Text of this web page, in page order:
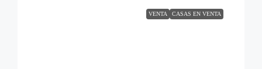
VENTA CASAS EN VENTA